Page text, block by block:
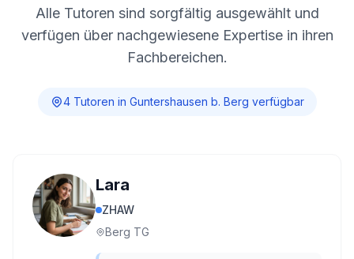
Alle Tutoren sind sorgfältig ausgewählt und
verfügen über nachgewiesene Expertise in ihren
Fachbereichen.
4Tutoren in Guntershausen b. Berg verfügbar
Lara
ZHAW
Berg TG